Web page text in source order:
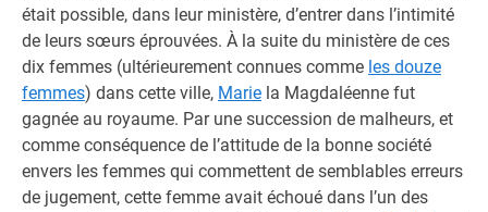
était possible, dans leur ministère, d’entrer dans l’intimité
de leurs sœurs éprouvées. À la suite du ministère de ces
dix femmes (ultérieurement connues comme les douze
femmes) dans cette ville, Marie la Magdaléenne fut
gagnée au royaume. Par une succession de malheurs, et
comme conséquence de l’attitude de la bonne société
envers les femmes qui commettent de semblables erreurs
de jugement, cette femme avait échoué dans l’un des